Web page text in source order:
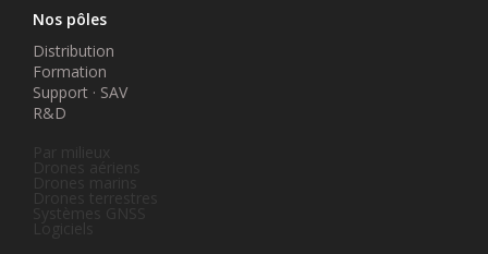
Nos pôles
Distribution
Formation
Support · SAV
R&D
Drones aériens
Drones marins
Drones terrestres
Systèmes GNSS
Logiciels